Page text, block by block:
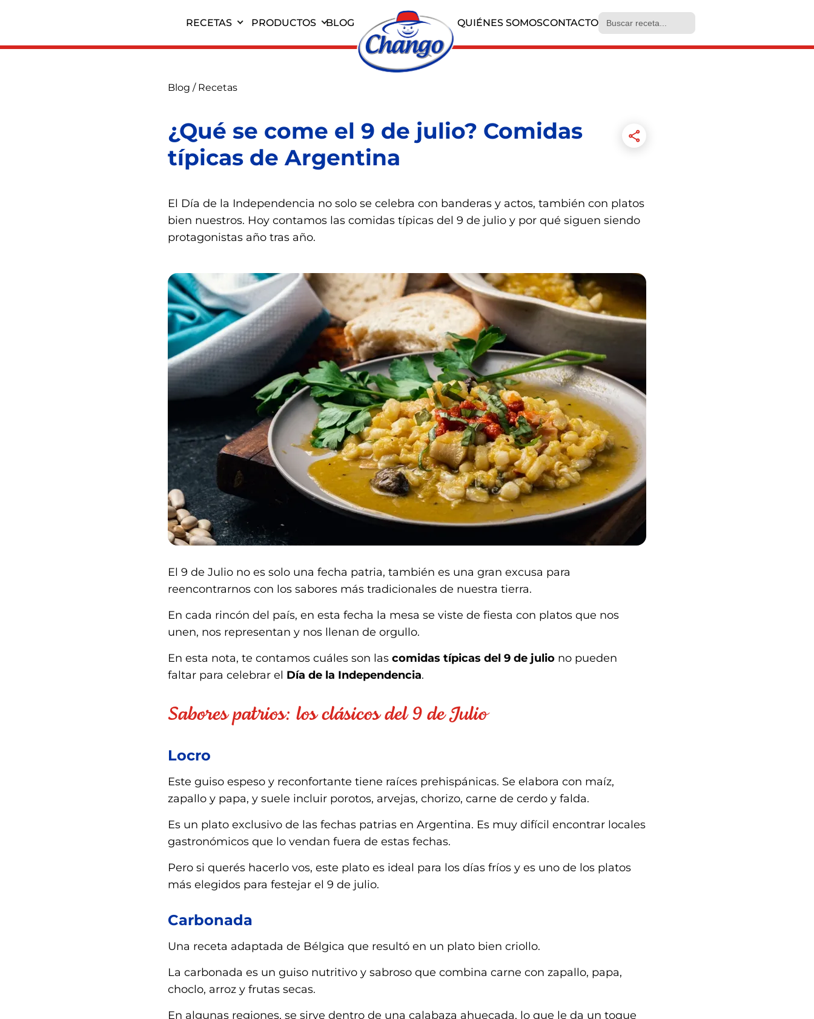
RECETAS PRODUCTOS BLOG QUIÉNES SOMOSCONTACTO
Search
for:
Blog / Recetas
¿Qué se come el 9 de julio? Comidas
típicas de Argentina
El Día de la Independencia no solo se celebra con banderas y actos, también con platos
bien nuestros. Hoy contamos las comidas típicas del 9 de julio y por qué siguen siendo
protagonistas año tras año.
El 9 de Julio no es solo una fecha patria, también es una gran excusa para
reencontrarnos con los sabores más tradicionales de nuestra tierra.
En cada rincón del país, en esta fecha la mesa se viste de fiesta con platos que nos
unen, nos representan y nos llenan de orgullo.
En esta nota, te contamos cuáles son las comidas típicas del 9 de julio no pueden
faltar para celebrar el Día de la Independencia.
Sabores patrios: los clásicos del 9 de Julio
Locro
Este guiso espeso y reconfortante tiene raíces prehispánicas. Se elabora con maíz,
zapallo y papa, y suele incluir porotos, arvejas, chorizo, carne de cerdo y falda.
Es un plato exclusivo de las fechas patrias en Argentina. Es muy difícil encontrar locales
gastronómicos que lo vendan fuera de estas fechas.
Pero si querés hacerlo vos, este plato es ideal para los días fríos y es uno de los platos
más elegidos para festejar el 9 de julio.
Carbonada
Una receta adaptada de Bélgica que resultó en un plato bien criollo.
La carbonada es un guiso nutritivo y sabroso que combina carne con zapallo, papa,
choclo, arroz y frutas secas.
En algunas regiones, se sirve dentro de una calabaza ahuecada, lo que le da un toque